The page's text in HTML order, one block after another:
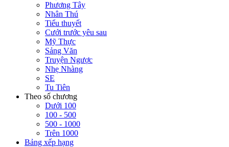
Phương Tây
Nhân Thú
Tiểu thuyết
Cưới trước yêu sau
Mỹ Thực
Sảng Văn
Truyện Ngược
Nhẹ Nhàng
SE
Tu Tiên
Theo số chương
Dưới 100
100 - 500
500 - 1000
Trên 1000
Bảng xếp hạng